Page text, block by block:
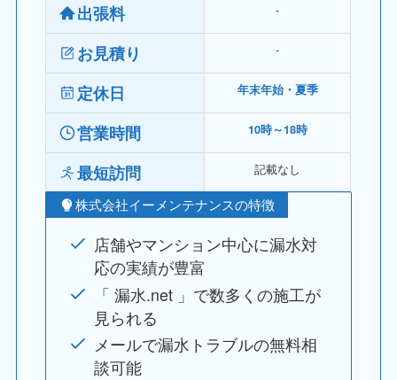
出張料 ‐
お見積り ‐
定休日 年末年始・夏季
営業時間 10時～18時
最短訪問 記載なし
株式会社イーメンテナンスの特徴
店舗やマンション中心に漏水対
応の実績が豊富
「 漏水.net 」で数多くの施工が
見られる
メールで漏水トラブルの無料相
談可能